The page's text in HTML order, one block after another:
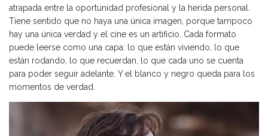
atrapada entre la oportunidad profesional y la herida personal.
Tiene sentido que no haya una única imagen, porque tampoco
hay una única verdad y el cine es un artificio. Cada formato
puede leerse como una capa: lo que están viviendo, lo que
están rodando, lo que recuerdan, lo que cada uno se cuenta
para poder seguir adelante. Y el blanco y negro queda para los
momentos de verdad.